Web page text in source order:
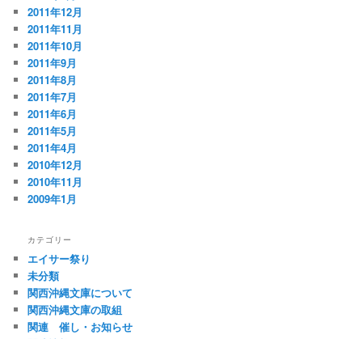
2011年12月
2011年11月
2011年10月
2011年9月
2011年8月
2011年7月
2011年6月
2011年5月
2011年4月
2010年12月
2010年11月
2009年1月
カテゴリー
エイサー祭り
未分類
関西沖縄文庫について
関西沖縄文庫の取組
関連 催し・お知らせ